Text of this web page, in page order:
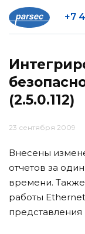
+7
(2.5.0.112)
23 сентября 2009
Внесены
отчетов за
времени.
работы
представления